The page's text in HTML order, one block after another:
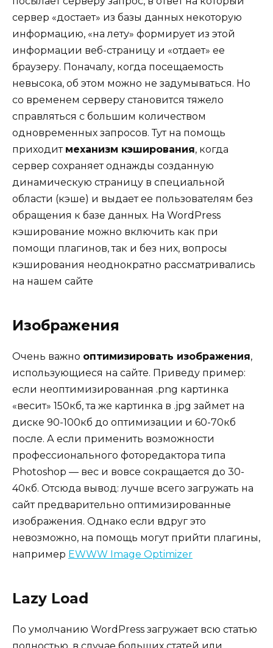
сервер «достает» из базы данных некоторую
информацию, «на лету» формирует из этой
информации веб-страницу и «отдает» ее
браузеру. Поначалу, когда посещаемость
невысока, об этом можно не задумываться. Но
со временем серверу становится тяжело
справляться с большим количеством
одновременных запросов. Тут на помощь
приходит механизм кэширования, когда
сервер сохраняет однажды созданную
динамическую страницу в специальной
области (кэше) и выдает ее пользователям без
обращения к базе данных. На WordPress
кэширование можно включить как при
помощи плагинов, так и без них, вопросы
кэширования неоднократно рассматривались
на нашем сайте
Изображения
Очень важно оптимизировать изображения,
использующиеся на сайте. Приведу пример:
если неоптимизированная .png картинка
«весит» 150кб, та же картинка в .jpg займет на
диске 90-100кб до оптимизации и 60-70кб
после. А если применить возможности
профессионального фоторедактора типа
Photoshop — вес и вовсе сокращается до 30-
40кб. Отсюда вывод: лучше всего загружать на
сайт предварительно оптимизированные
изображения. Однако если вдруг это
невозможно, на помощь могут прийти плагины,
например EWWW Image Optimizer
Lazy Load
По умолчанию WordPress загружает всю статью